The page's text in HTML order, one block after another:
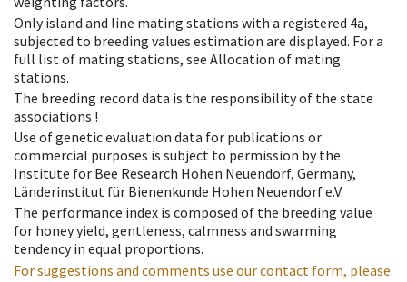
Only island and line mating stations with a registered 4a,
subjected to breeding values estimation are displayed. For a
full list of mating stations, see Allocation of mating
stations.
The breeding record data is the responsibility of the state
associations !
Use of genetic evaluation data for publications or
commercial purposes is subject to permission by the
Institute for Bee Research Hohen Neuendorf, Germany,
Länderinstitut für Bienenkunde Hohen Neuendorf e.V.
The performance index is composed of the breeding value
for honey yield, gentleness, calmness and swarming
tendency in equal proportions.
For suggestions and comments use our contact form, please.